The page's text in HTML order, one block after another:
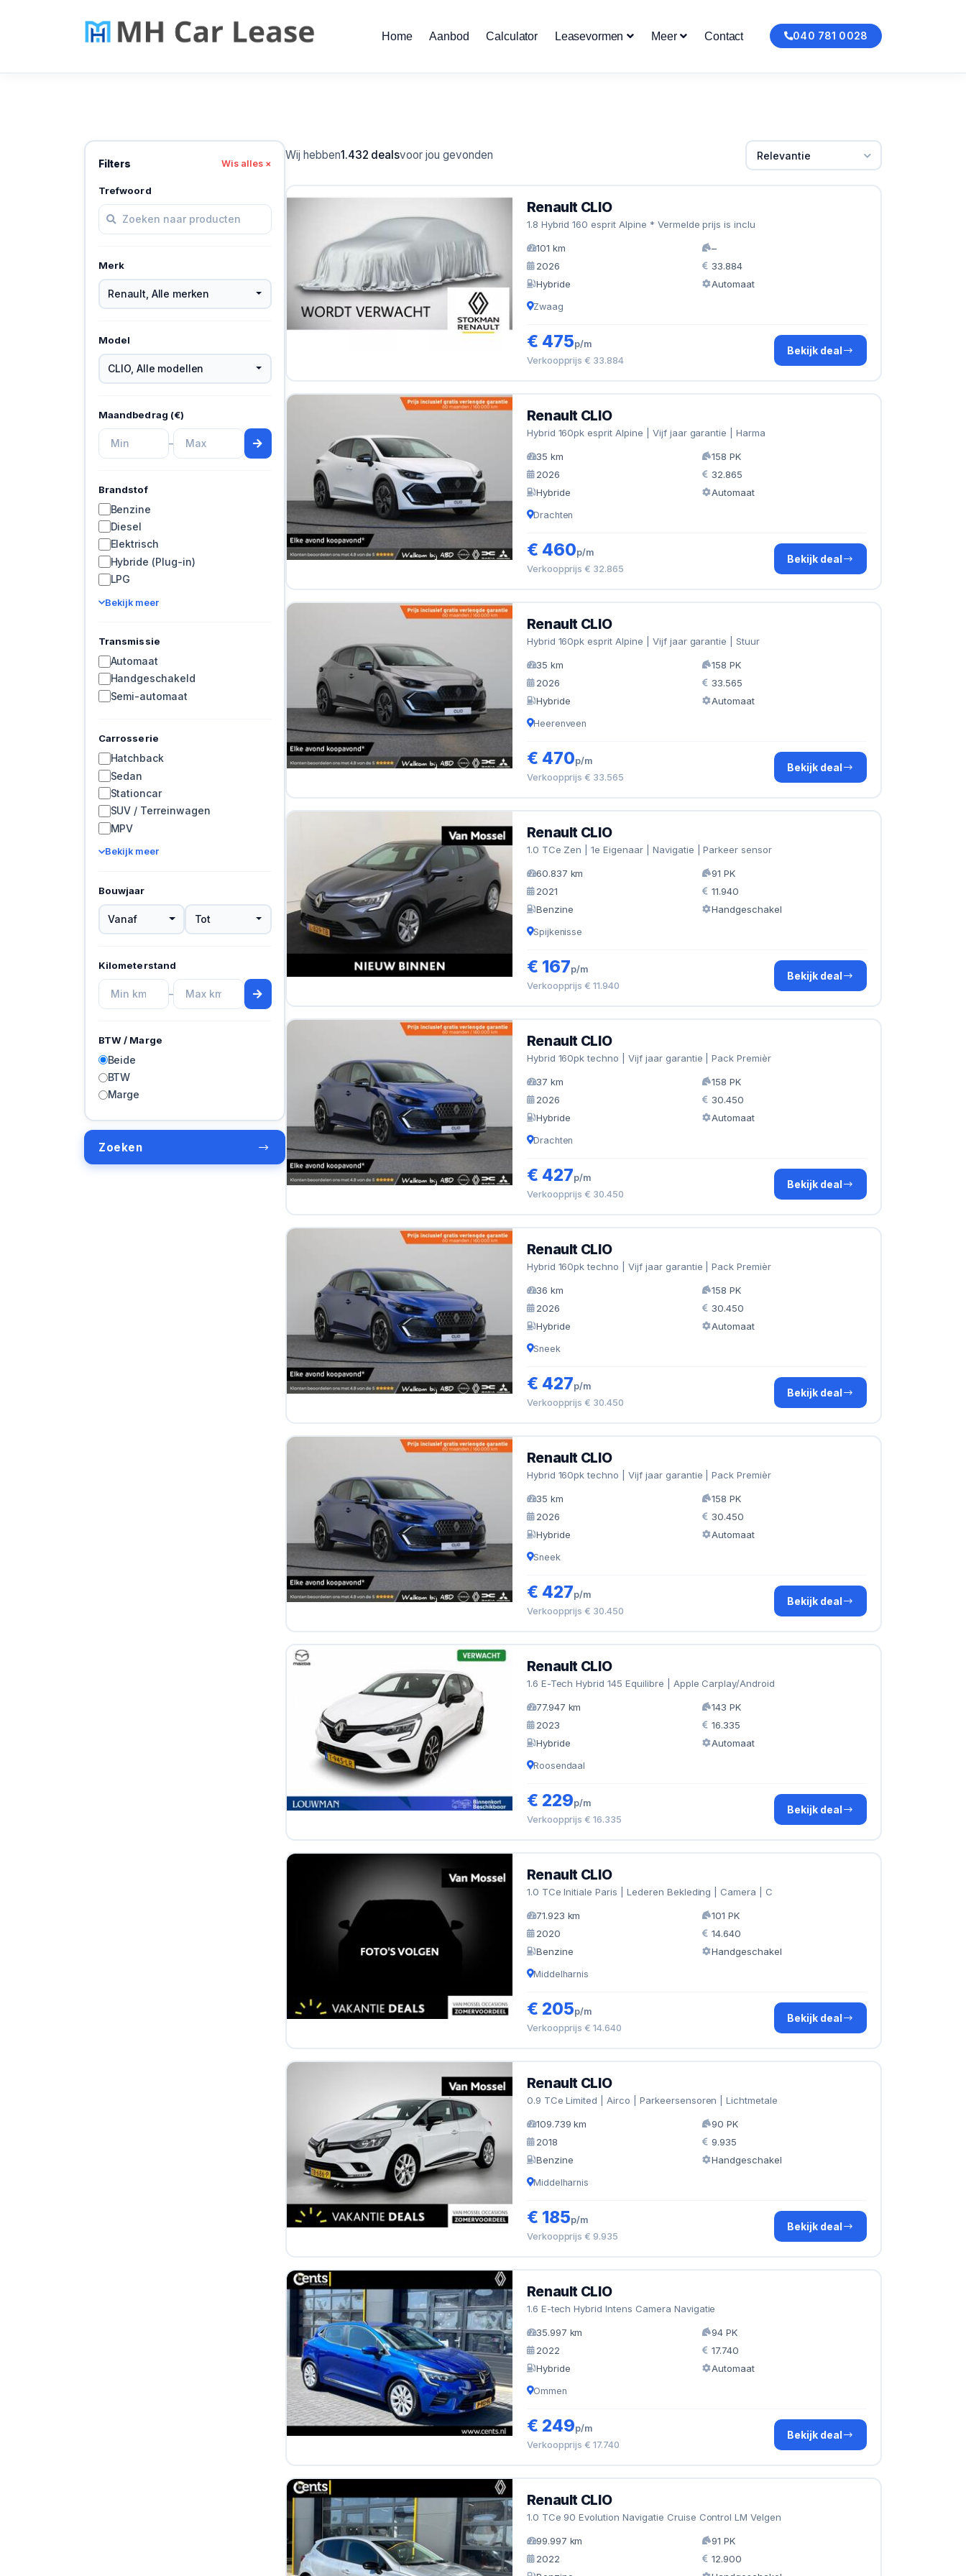
040 781 0028
Home Aanbod Calculator Leasevormen Meer Contact
Filters Wis alles ×
Trefwoord
Merk
Renault Alle merken
Model
CLIO ,Alle modellen
Maandbedrag (€)
–
Brandstof
Benzine
Diesel
Elektrisch
Hybride (Plug-in)
LPG
Bekijk meer
Transmissie
Automaat
Handgeschakeld
Semi-automaat
Carrosserie
Hatchback
Sedan
Stationcar
SUV / Terreinwagen
MPV
Bekijk meer
Bouwjaar
Vanaf Tot
Kilometerstand
–
BTW / Marge
Beide
BTW
Marge
Zoeken
Wij hebben1.432 dealsvoor jou gevonden Relevantie
Renault CLIO
1.8 Hybrid 160 esprit Alpine * Vermelde prijs is inclu
101 km
–
2026
33.884
Hybride
Automaat
Zwaag
€ 475p/m
Verkoopprijs € 33.884
Bekijk deal
Renault CLIO
Hybrid 160pk esprit Alpine | Vijf jaar garantie | Harma
35 km
158 PK
2026
32.865
Hybride
Automaat
Drachten
€ 460p/m
Verkoopprijs € 32.865
Bekijk deal
Renault CLIO
Hybrid 160pk esprit Alpine | Vijf jaar garantie | Stuur
35 km
158 PK
2026
33.565
Hybride
Automaat
Heerenveen
€ 470p/m
Verkoopprijs € 33.565
Bekijk deal
Renault CLIO
1.0 TCe Zen | 1e Eigenaar | Navigatie | Parkeer sensor
60.837 km
91 PK
2021
11.940
Benzine
Handgeschakel
Spijkenisse
€ 167p/m
Verkoopprijs € 11.940
Bekijk deal
Renault CLIO
Hybrid 160pk techno | Vijf jaar garantie | Pack Premièr
37 km
158 PK
2026
30.450
Hybride
Automaat
Drachten
€ 427p/m
Verkoopprijs € 30.450
Bekijk deal
Renault CLIO
Hybrid 160pk techno | Vijf jaar garantie | Pack Premièr
36 km
158 PK
2026
30.450
Hybride
Automaat
Sneek
€ 427p/m
Verkoopprijs € 30.450
Bekijk deal
Renault CLIO
Hybrid 160pk techno | Vijf jaar garantie | Pack Premièr
35 km
158 PK
2026
30.450
Hybride
Automaat
Sneek
€ 427p/m
Verkoopprijs € 30.450
Bekijk deal
Renault CLIO
1.6 E-Tech Hybrid 145 Equilibre | Apple Carplay/Android
77.947 km
143 PK
2023
16.335
Hybride
Automaat
Roosendaal
€ 229p/m
Verkoopprijs € 16.335
Bekijk deal
Renault CLIO
1.0 TCe Initiale Paris | Lederen Bekleding | Camera | C
71.923 km
101 PK
2020
14.640
Benzine
Handgeschakel
Middelharnis
€ 205p/m
Verkoopprijs € 14.640
Bekijk deal
Renault CLIO
0.9 TCe Limited | Airco | Parkeersensoren | Lichtmetale
109.739 km
90 PK
2018
9.935
Benzine
Handgeschakel
Middelharnis
€ 185p/m
Verkoopprijs € 9.935
Bekijk deal
Renault CLIO
1.6 E-tech Hybrid Intens Camera Navigatie
35.997 km
94 PK
2022
17.740
Hybride
Automaat
Ommen
€ 249p/m
Verkoopprijs € 17.740
Bekijk deal
Renault CLIO
1.0 TCe 90 Evolution Navigatie Cruise Control LM Velgen
99.997 km
91 PK
2022
12.900